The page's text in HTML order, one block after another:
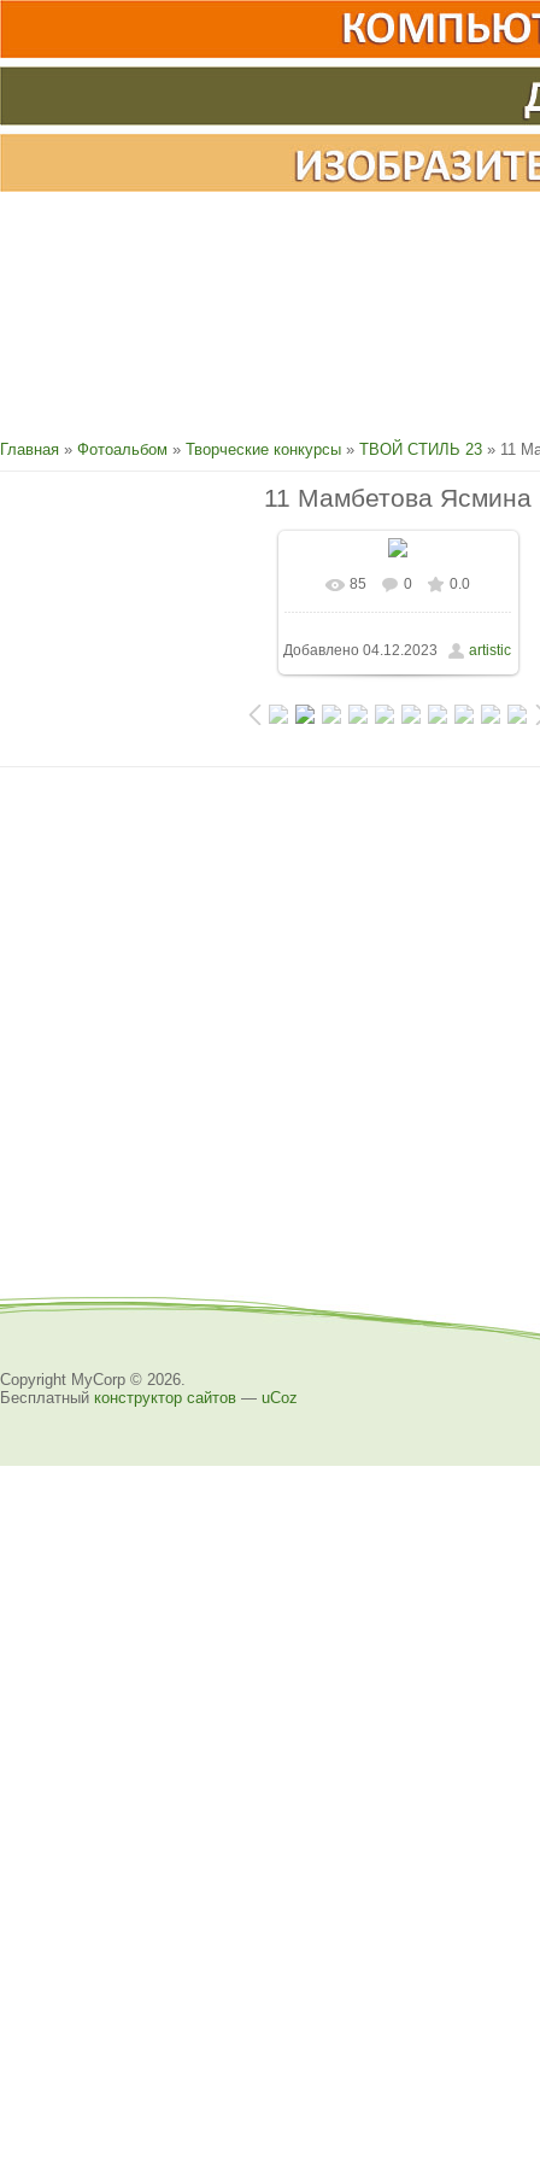
Главная » Фотоальбом » Творческие конкурсы » ТВОЙ СТИЛЬ 23 » 11
11 Мамбетова Ясмина
85 0 0.0
Добавлено 04.12.2023 artistic
Copyright MyCorp © 2026
Бесплатный конструктор сайтов — uCoz